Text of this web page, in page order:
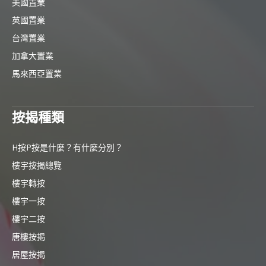
英國置業
台灣置業
加拿大置業
馬來西亞置業
按揭種類
H按P按是什麼？有什麼分別？
樓宇按揭總覽
樓宇轉按
樓宇一按
樓宇二按
唐樓按揭
居屋按揭